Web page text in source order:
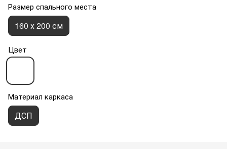
Размер спального места
160 х 200 см
Цвет
Материал каркаса
ДСП